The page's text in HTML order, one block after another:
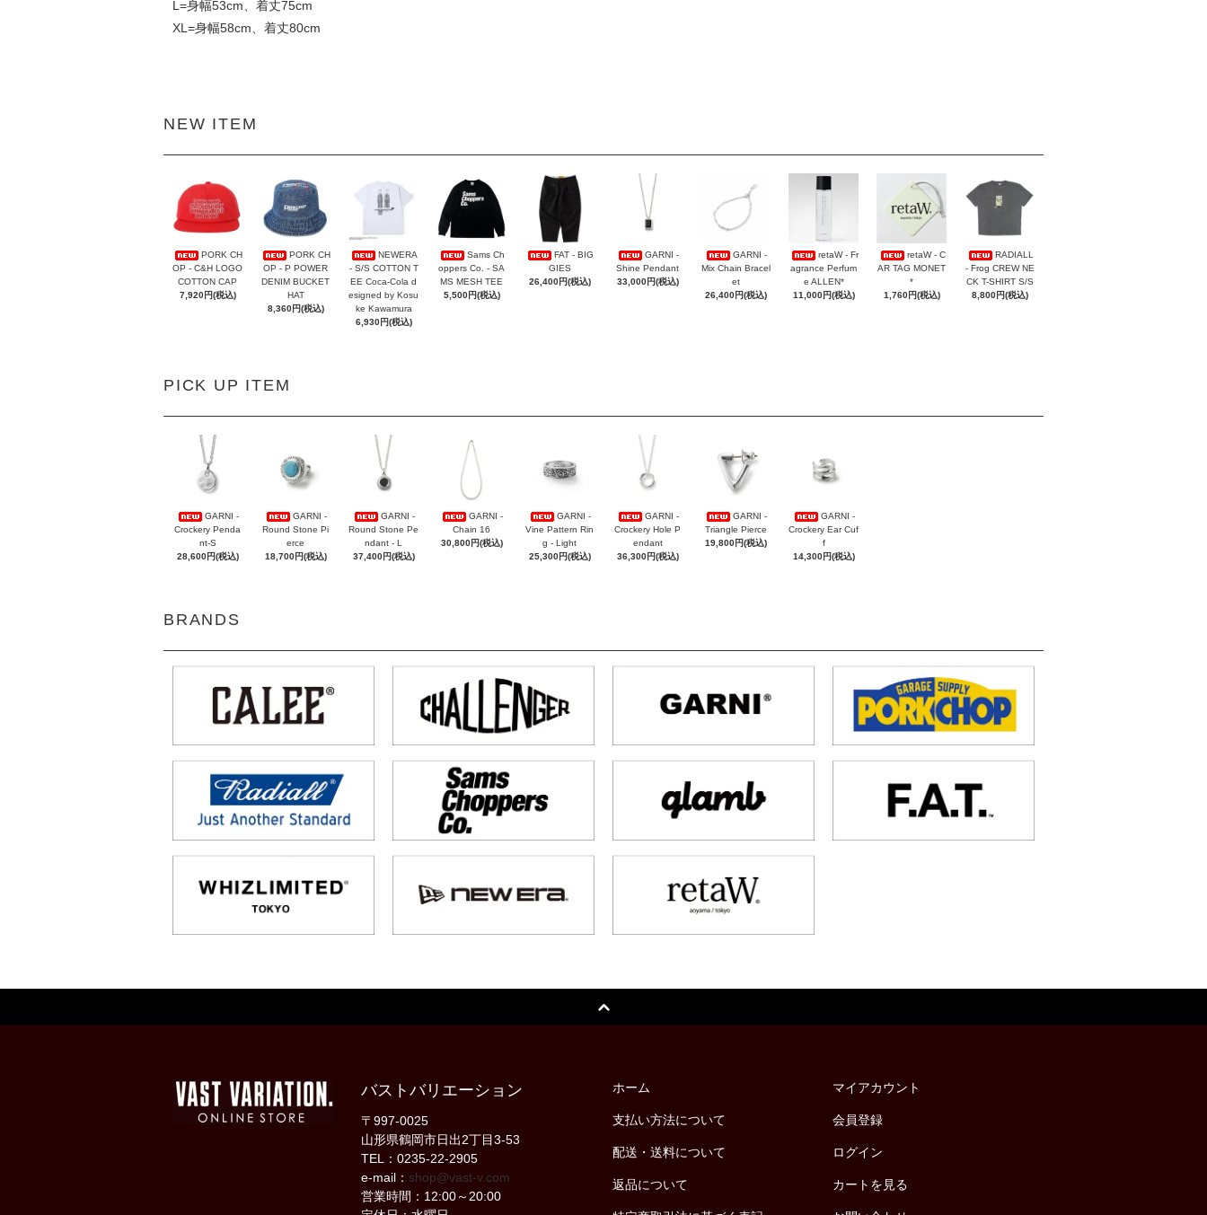
L=身幅53cm、着丈75cm
XL=身幅58cm、着丈80cm
NEW ITEM
PORK CH
OP - C&H LOGO
COTTON CAP
7,920円(税込)
PORK CH
OP - P POWER
DENIM BUCKET
HAT
8,360円(税込)
NEWERA
- S/S COTTON T
EE Coca-Cola d
esigned by Kosu
ke Kawamura
6,930円(税込)
Sams Ch
oppers Co. - SA
MS MESH TEE
5,500円(税込)
FAT - BIG
GIES
26,400円(税込)
GARNI -
Shine Pendant
33,000円(税込)
GARNI -
Mix Chain Bracel
et
26,400円(税込)
retaW - Fr
agrance Perfum
e ALLEN*
11,000円(税込)
retaW - C
AR TAG MONET
*
1,760円(税込)
RADIALL
- Frog CREW NE
CK T-SHIRT S/S
8,800円(税込)
PICK UP ITEM
GARNI -
Crockery Penda
nt-S
28,600円(税込)
GARNI -
Round Stone Pi
erce
18,700円(税込)
GARNI -
Round Stone Pe
ndant - L
37,400円(税込)
GARNI -
Chain 16
30,800円(税込)
GARNI -
Vine Pattern Rin
g - Light
25,300円(税込)
GARNI -
Crockery Hole P
endant
36,300円(税込)
GARNI -
Triangle Pierce
19,800円(税込)
GARNI -
Crockery Ear Cuf
f
14,300円(税込)
BRANDS
バストバリエーション
〒997-0025
山形県鶴岡市日出2丁目3-53
TEL：0235-22-2905
e-mail： shop@vast-v.com
営業時間：12:00～20:00
ホーム
支払い方法について
配送・送料について
返品について
マイアカウント
会員登録
ログイン
カートを見る